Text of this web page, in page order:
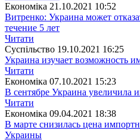
Економіка 21.10.2021 10:52
Витренко: Украина может
течение 5 лет
Читати
Суспiльство 19.10.2021 16:25
Украина изучает возможность
Читати
Економіка 07.10.2021 15:23
В сентябре Украина увеличила
Читати
Економіка 09.04.2021 18:38
В марте снизилась цена
Украины